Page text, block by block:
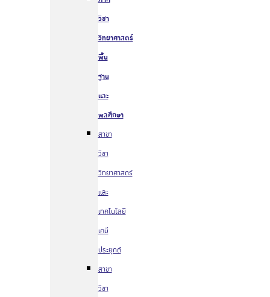
วิชา
วิทยาศาสตร์
พื้น
ฐาน
และ
พลศึกษา
สาขา
วิชา
วิทยาศาสตร์
และ
เทคโนโลยี
เคมี
ประยุกต์
สาขา
วิชา